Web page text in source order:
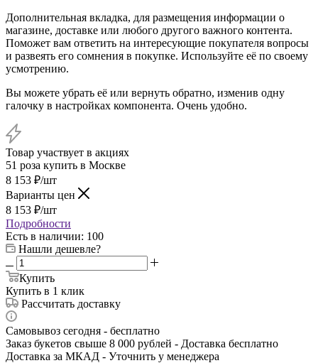
Дополнительная вкладка, для размещения информации о
магазине, доставке или любого другого важного контента.
Поможет вам ответить на интересующие покупателя вопросы
и развеять его сомнения в покупке. Используйте её по своему
усмотрению.
Вы можете убрать её или вернуть обратно, изменив одну
галочку в настройках компонента. Очень удобно.
Товар участвует в акциях
51 роза купить в Москве
8 153 ₽/шт
Варианты цен
8 153 ₽/шт
Подробности
Есть в наличии: 100
Нашли дешевле?
Купить
Купить в 1 клик
Рассчитать доставку
Самовывоз сегодня - бесплатно
Заказ букетов свыше 8 000 рублей - Доставка бесплатно
Доставка за МКАД - Уточнить у менеджера